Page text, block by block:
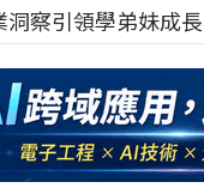
察引領學弟妹成長